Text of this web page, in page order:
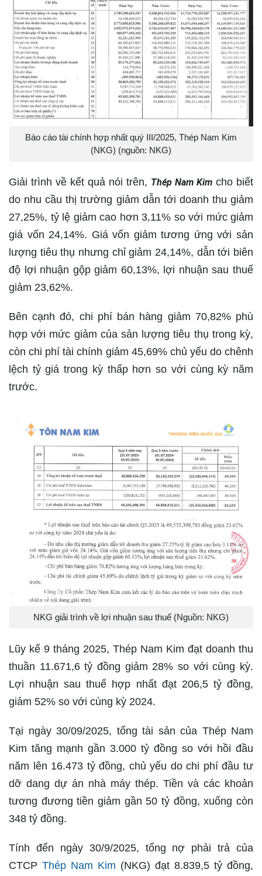
Báo cáo tài chính hợp nhất quý III/2025, Thép Nam Kim
(NKG) (nguồn: NKG)
Giải trình về kết quả nói trên, Thép Nam Kim cho biết
do nhu cầu thị trường giảm dẫn tới doanh thu giảm
27,25%, tỷ lệ giảm cao hơn 3,11% so với mức giảm
giá vốn 24,14%. Giá vốn giảm tương ứng với sản
lượng tiêu thụ nhưng chỉ giảm 24,14%, dẫn tới biên
độ lợi nhuận gộp giảm 60,13%, lợi nhuận sau thuế
giảm 23,62%.
Bên cạnh đó, chi phí bán hàng giảm 70,82% phù
hợp với mức giảm của sản lượng tiêu thụ trong kỳ,
còn chi phí tài chính giảm 45,69% chủ yếu do chênh
lệch tỷ giá trong kỳ thấp hơn so với cùng kỳ năm
trước.
NKG giải trình về lợi nhuận sau thuế (Nguồn: NKG)
Lũy kế 9 tháng 2025, Thép Nam Kim đạt doanh thu
thuần 11.671,6 tỷ đồng giảm 28% so với cùng kỳ.
Lợi nhuận sau thuế hợp nhất đạt 206,5 tỷ đồng,
giảm 52% so với cùng kỳ 2024.
Tại ngày 30/09/2025, tổng tài sản của Thép Nam
Kim tăng mạnh gần 3.000 tỷ đồng so với hồi đầu
năm lên 16.473 tỷ đồng, chủ yếu do chi phí đầu tư
dỡ dang dự án nhà máy thép. Tiền và các khoản
tương đương tiền giảm gần 50 tỷ đồng, xuống còn
348 tỷ đồng.
Tính đến ngày 30/9/2025, tổng nợ phải trả của
CTCP Thép Nam Kim (NKG) đạt 8.839,5 tỷ đồng,